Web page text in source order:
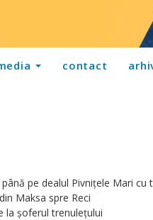
contact
pe dealul Pivnițele Mari
Maksa spre Reci
la șoferul trenulețului